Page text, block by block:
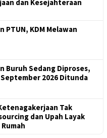
dan Kesejahteraan
PTUN, KDM Melawan
Buruh Sedang Diproses,
2026 Ditunda
Tak
dan Upah Layak